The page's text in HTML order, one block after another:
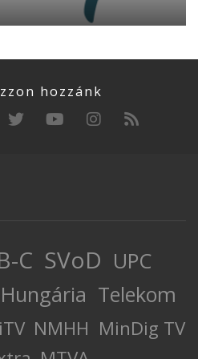
hozzánk
C SVoD UPC
Telekom
NMHH MinDig TV